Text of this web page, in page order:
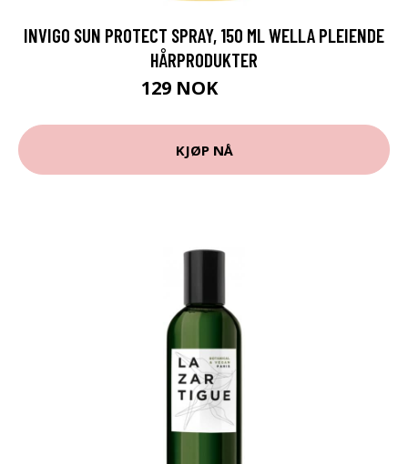
INVIGO SUN PROTECT SPRAY, 150 ML WELLA PLEIENDE
HÅRPRODUKTER
129 NOK
KJØP NÅ